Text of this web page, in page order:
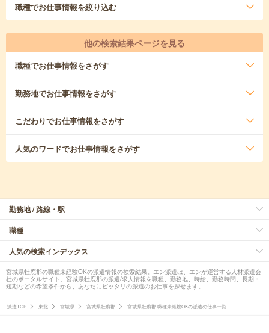
職種でお仕事情報を絞り込む
他の検索結果ページを見る
職種でお仕事情報をさがす
勤務地でお仕事情報をさがす
こだわりでお仕事情報をさがす
人気のワードでお仕事情報をさがす
勤務地 / 路線・駅
職種
人気の検索インデックス
宮城県牡鹿郡の職種未経験OKの派遣情報の検索結果。エン派遣は、エンが運営する人材派遣会
社のポータルサイト。宮城県牡鹿郡の派遣/求人情報を職種、勤務地、時給、勤務時間、長期・
短期などの希望条件から、あなたにピッタリの派遣のお仕事を探せます。
派遣TOP 東北 宮城県 宮城県牡鹿郡 宮城県牡鹿郡 職種未経験OKの派遣の仕事一覧